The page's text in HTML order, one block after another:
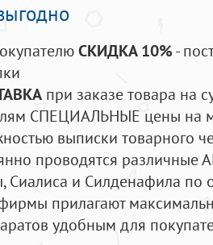
СКИДКА 10%-
при заказе товара на
СПЕЦИАЛЬНЫЕ цены на
выписки товарного
проводятся
Сиалиса и Силденафила по
прилагают
удобным для